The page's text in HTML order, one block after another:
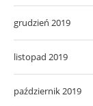
grudzień 2019
listopad 2019
październik 2019